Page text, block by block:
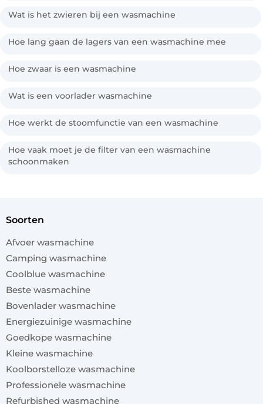
Wat is het zwieren bij een wasmachine
Hoe lang gaan de lagers van een wasmachine mee
Hoe zwaar is een wasmachine
Wat is een voorlader wasmachine
Hoe werkt de stoomfunctie van een wasmachine
Hoe vaak moet je de filter van een wasmachine
schoonmaken
soorten
Afvoer wasmachine
Camping wasmachine
Coolblue wasmachine
Beste wasmachine
Bovenlader wasmachine
Energiezuinige wasmachine
Goedkope wasmachine
Kleine wasmachine
Koolborstelloze wasmachine
Professionele wasmachine
Refurbished wasmachine